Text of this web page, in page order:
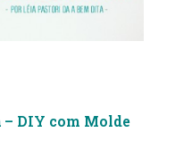
– DIY com Molde